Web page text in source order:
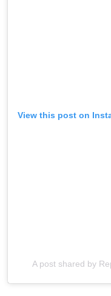
View this post on
A post shared by